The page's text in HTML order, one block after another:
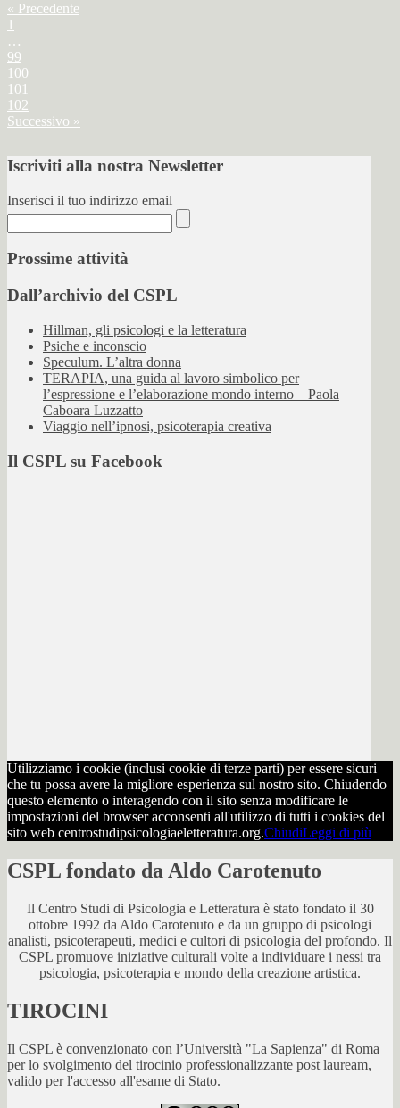
« Precedente
1
…
99
100
101
102
Successivo »
Iscriviti alla nostra Newsletter
Inserisci il tuo indirizzo email
Prossime attività
Dall’archivio del CSPL
Hillman, gli psicologi e la letteratura
Psiche e inconscio
Speculum. L’altra donna
TERAPIA, una guida al lavoro simbolico per
l’espressione e l’elaborazione mondo interno – Paola
Caboara Luzzatto
Viaggio nell’ipnosi, psicoterapia creativa
Il CSPL su Facebook
Utilizziamo i cookie (inclusi cookie di terze parti) per essere sicuri
che tu possa avere la migliore esperienza sul nostro sito. Chiudendo
questo elemento o interagendo con il sito senza modificare le
impostazioni del browser acconsenti all'utilizzo di tutti i cookies del
sito web centrostudipsicologiaeletteratura.org.ChiudiLeggi di più
CSPL fondato da Aldo Carotenuto
Il Centro Studi di Psicologia e Letteratura è stato fondato il 30
ottobre 1992 da Aldo Carotenuto e da un gruppo di psicologi
analisti, psicoterapeuti, medici e cultori di psicologia del profondo. Il
CSPL promuove iniziative culturali volte a individuare i nessi tra
psicologia, psicoterapia e mondo della creazione artistica.
TIROCINI
Il CSPL è convenzionato con l’Università "La Sapienza" di Roma
per lo svolgimento del tirocinio professionalizzante post lauream,
valido per l'accesso all'esame di Stato.